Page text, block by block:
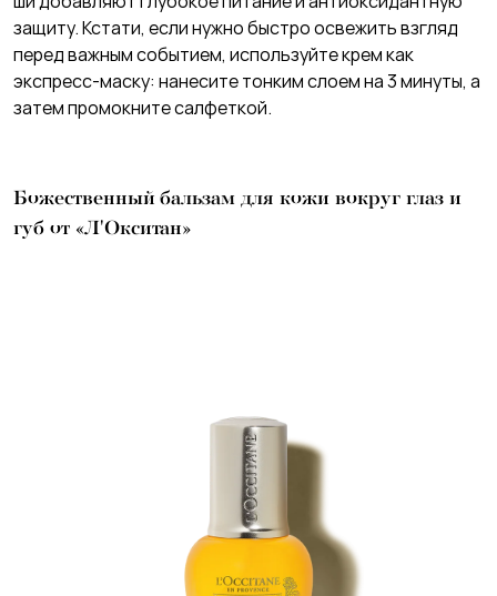
защиту. Кстати, если нужно быстро освежить взгляд
перед важным событием, используйте крем как
экспресс-маску: нанесите тонким слоем на 3 минуты, а
затем промокните салфеткой.
Божественный бальзам для кожи вокруг глаз и
губ от «Л'Окситан»